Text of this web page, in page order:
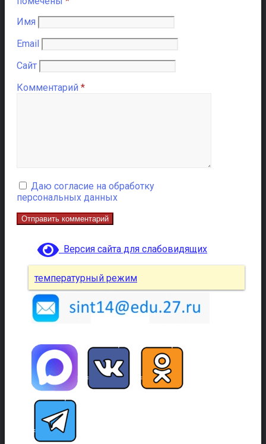
Имя
Email
Сайт
Комментарий *
Даю согласие на обработку
персональных данных
Версия сайта для слабовидящих
температурный режим